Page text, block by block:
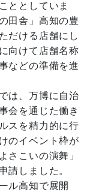
ととしていま
田舎」高知の豊
だける店舗にし
向けて店舗名称
などの準備を進
は、万博に自治
会を通じた働き
スを精力的に行
のイベント枠が
さこいの演舞」
請しました。
ル高知で展開